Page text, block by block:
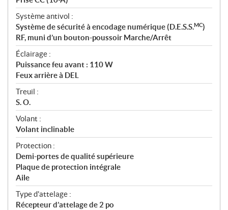
Système antivol :
Système de sécurité à encodage numérique (D.E.S.S.MC)
RF, muni d’un bouton-poussoir Marche/Arrêt
Éclairage :
Puissance feu avant : 110 W
Feux arrière à DEL
Treuil :
S. O.
Volant :
Volant inclinable
Protection :
Demi-portes de qualité supérieure
Plaque de protection intégrale
Aile
Type d'attelage :
Récepteur d’attelage de 2 po